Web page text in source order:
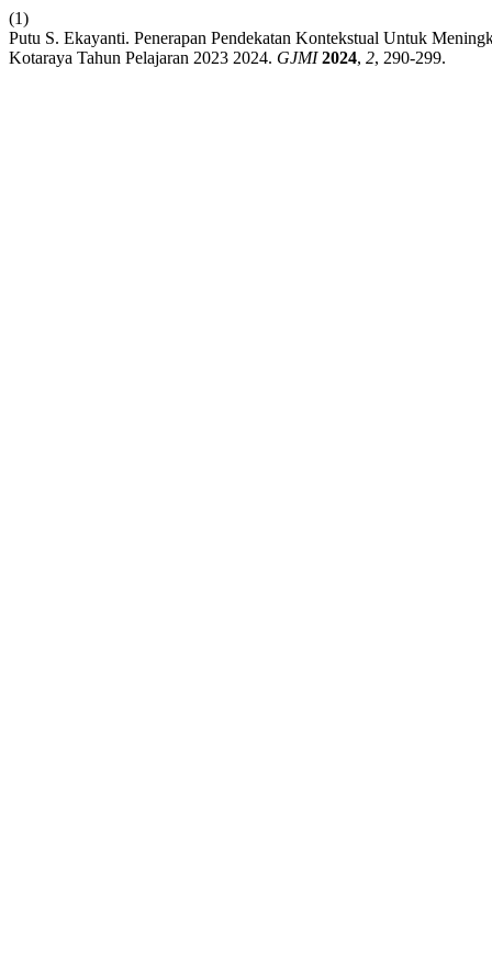
(1)
Putu S. Ekayanti. Penerapan Pendekatan Kontekstual Untuk
Kotaraya Tahun Pelajaran 2023 2024. GJMI 2024, 2, 290-299.